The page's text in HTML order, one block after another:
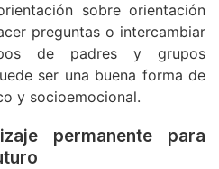
sobre orientación
preguntas o intercambiar
de padres y grupos
ser una buena forma de
y socioemocional.
permanente para